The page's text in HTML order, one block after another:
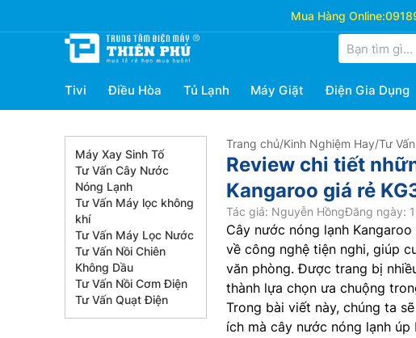
Mua Hàng Online:
Tivi Điều Hòa Tủ Lạnh Máy Giặt Điện Gia Dụng
Máy Xay Sinh Tố
Tư Vấn Cây Nước
Nóng Lạnh
Tư Vấn Máy lọc không
khí
Tư Vấn Máy Lọc Nước
Tư Vấn Nồi Chiên
Không Dầu
Tư Vấn Nồi Cơm Điện
Tư Vấn Quạt Điện
Trang chủ/Kinh Nghiệm Hay/Tư
Review chi tiết
Kangaroo giá rẻ
Tác giả: Nguyễn HồngĐăng ngày:
Cây nước nóng lạnh
về công nghệ tiện nghi, giúp
văn phòng. Được trang bị
thành lựa chọn ưa chuộng
Trong bài viết này, chúng ta
ích mà cây nước nóng lạnh úp